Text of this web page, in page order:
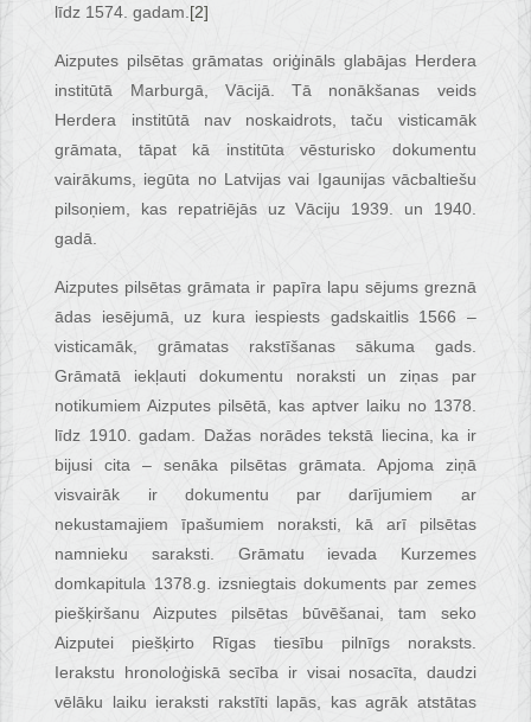
līdz 1574. gadam.[2]
Aizputes pilsētas grāmatas oriģināls glabājas Herdera
institūtā Marburgā, Vācijā. Tā nonākšanas veids
Herdera institūtā nav noskaidrots, taču visticamāk
grāmata, tāpat kā institūta vēsturisko dokumentu
vairākums, iegūta no Latvijas vai Igaunijas vācbaltiešu
pilsoņiem, kas repatriējās uz Vāciju 1939. un 1940.
gadā.
Aizputes pilsētas grāmata ir papīra lapu sējums greznā
ādas iesējumā, uz kura iespiests gadskaitlis 1566 –
visticamāk, grāmatas rakstīšanas sākuma gads.
Grāmatā iekļauti dokumentu noraksti un ziņas par
notikumiem Aizputes pilsētā, kas aptver laiku no 1378.
līdz 1910. gadam. Dažas norādes tekstā liecina, ka ir
bijusi cita – senāka pilsētas grāmata. Apjoma ziņā
visvairāk ir dokumentu par darījumiem ar
nekustamajiem īpašumiem noraksti, kā arī pilsētas
namnieku saraksti. Grāmatu ievada Kurzemes
domkapitula 1378.g. izsniegtais dokuments par zemes
piešķiršanu Aizputes pilsētas būvēšanai, tam seko
Aizputei piešķirto Rīgas tiesību pilnīgs noraksts.
Ierakstu hronoloģiskā secība ir visai nosacīta, daudzi
vēlāku laiku ieraksti rakstīti lapās, kas agrāk atstātas